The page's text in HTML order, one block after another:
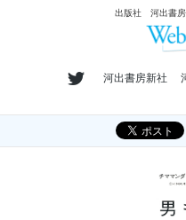
出版社 河出書房
河出書房新社